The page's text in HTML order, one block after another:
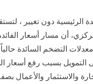
وأكد البنك المركزي، أن مسار
التضخم السائدة
بسبب رفع أسعار
التجارة والاستثمار